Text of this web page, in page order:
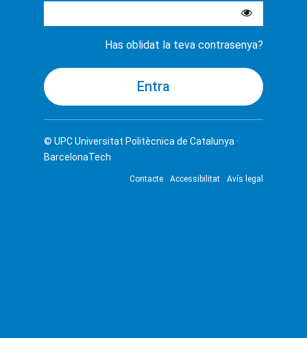
Has oblidat la teva contrasenya?
© UPCUniversitat Politècnica de Catalunya ·
BarcelonaTech
Contacte Accessibilitat Avís legal